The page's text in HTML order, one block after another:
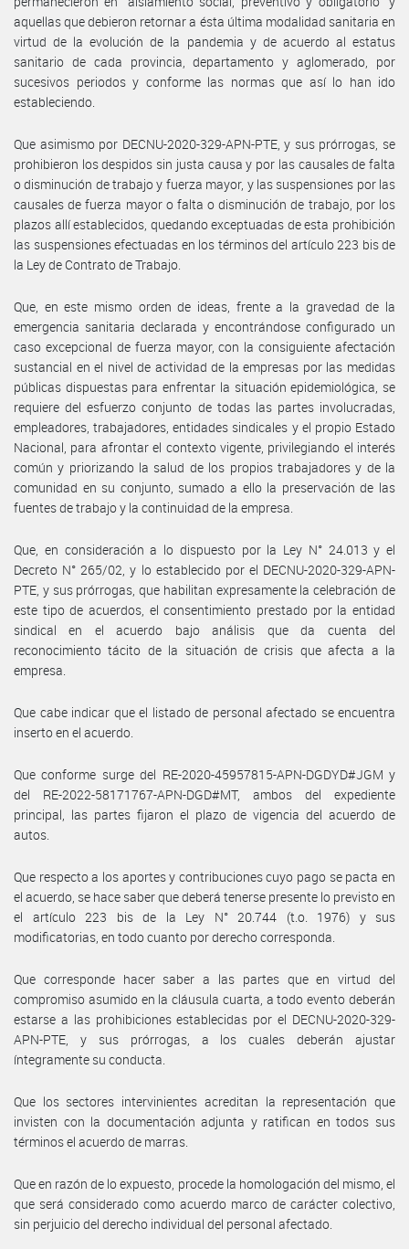
aquellas que debieron retornar a ésta última modalidad sanitaria en
virtud de la evolución de la pandemia y de acuerdo al estatus
sanitario de cada provincia, departamento y aglomerado, por
sucesivos periodos y conforme las normas que así lo han ido
estableciendo.
Que asimismo por DECNU-2020-329-APN-PTE, y sus prórrogas, se
prohibieron los despidos sin justa causa y por las causales de falta
o disminución de trabajo y fuerza mayor, y las suspensiones por las
causales de fuerza mayor o falta o disminución de trabajo, por los
plazos allí establecidos, quedando exceptuadas de esta prohibición
las suspensiones efectuadas en los términos del artículo 223 bis de
la Ley de Contrato de Trabajo.
Que, en este mismo orden de ideas, frente a la gravedad de la
emergencia sanitaria declarada y encontrándose configurado un
caso excepcional de fuerza mayor, con la consiguiente afectación
sustancial en el nivel de actividad de la empresas por las medidas
públicas dispuestas para enfrentar la situación epidemiológica, se
requiere del esfuerzo conjunto de todas las partes involucradas,
empleadores, trabajadores, entidades sindicales y el propio Estado
Nacional, para afrontar el contexto vigente, privilegiando el interés
común y priorizando la salud de los propios trabajadores y de la
comunidad en su conjunto, sumado a ello la preservación de las
fuentes de trabajo y la continuidad de la empresa.
Que, en consideración a lo dispuesto por la Ley N° 24.013 y el
Decreto N° 265/02, y lo establecido por el DECNU-2020-329-APN-
PTE, y sus prórrogas, que habilitan expresamente la celebración de
este tipo de acuerdos, el consentimiento prestado por la entidad
sindical en el acuerdo bajo análisis que da cuenta del
reconocimiento tácito de la situación de crisis que afecta a la
empresa.
Que cabe indicar que el listado de personal afectado se encuentra
inserto en el acuerdo.
Que conforme surge del RE-2020-45957815-APN-DGDYD#JGM y
del RE-2022-58171767-APN-DGD#MT, ambos del expediente
principal, las partes fijaron el plazo de vigencia del acuerdo de
autos.
Que respecto a los aportes y contribuciones cuyo pago se pacta en
el acuerdo, se hace saber que deberá tenerse presente lo previsto en
el artículo 223 bis de la Ley N° 20.744 (t.o. 1976) y sus
modificatorias, en todo cuanto por derecho corresponda.
Que corresponde hacer saber a las partes que en virtud del
compromiso asumido en la cláusula cuarta, a todo evento deberán
estarse a las prohibiciones establecidas por el DECNU-2020-329-
APN-PTE, y sus prórrogas, a los cuales deberán ajustar
íntegramente su conducta.
Que los sectores intervinientes acreditan la representación que
invisten con la documentación adjunta y ratifican en todos sus
términos el acuerdo de marras.
Que en razón de lo expuesto, procede la homologación del mismo, el
que será considerado como acuerdo marco de carácter colectivo,
sin perjuicio del derecho individual del personal afectado.